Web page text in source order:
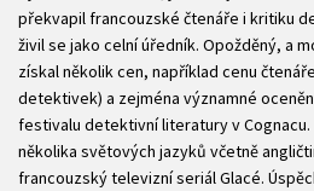
překvapil francouzské čtenáře i kritiku
živil se jako celní úředník. Opožděný, a
získal několik cen, například cenu
detektivek) a zejména významné
festivalu detektivní literatury v Cognacu.
několika světových jazyků včetně
francouzský televizní seriál Glacé.